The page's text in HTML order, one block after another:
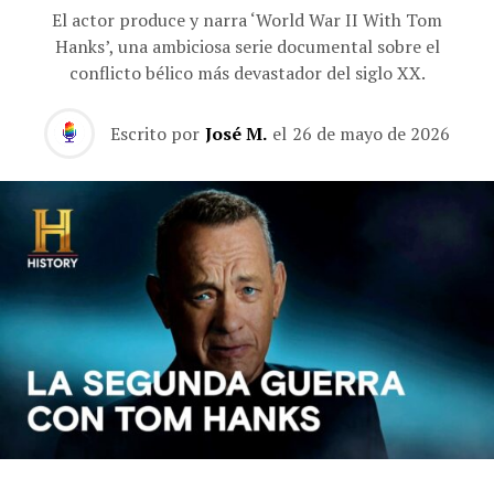
El actor produce y narra ‘World War II With Tom
Hanks’, una ambiciosa serie documental sobre el
conflicto bélico más devastador del siglo XX.
Escrito por José M. el 26 de mayo de 2026